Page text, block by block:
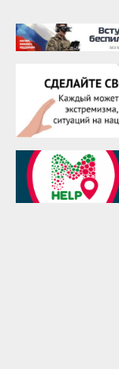
22 августа
Евгений
25 августа
Сэсэгма
28 августа
Чингиз
29 августа
Надежда